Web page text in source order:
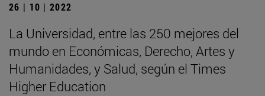
26 | 10 | 2022
La Universidad, entre las 250 mejores del
mundo en Económicas, Derecho, Artes y
Humanidades, y Salud, según el Times
Higher Education